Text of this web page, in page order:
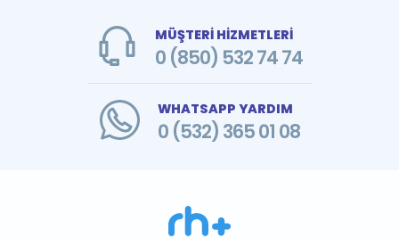
MÜŞTERİ HİZMETLERİ
0 (850) 532 74 74
WHATSAPP YARDIM
0 (532) 365 01 08